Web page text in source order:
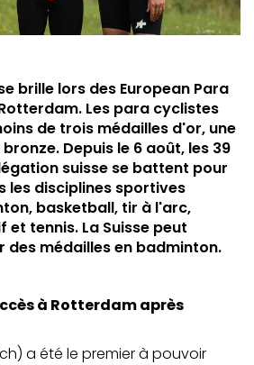
brille lors des European Para
Les para cyclistes
de trois médailles d'or, une
Depuis le 6 août, les 39
suisse se battent pour
les disciplines sportives
basketball, tir à l'arc,
tennis. La Suisse peut
des médailles en badminton.
à Rotterdam après
a été le premier à pouvoir